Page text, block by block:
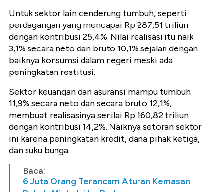
Untuk sektor lain cenderung tumbuh, seperti
perdagangan yang mencapai Rp 287,51 triliun
dengan kontribusi 25,4%. Nilai realisasi itu naik
3,1% secara neto dan bruto 10,1% sejalan dengan
baiknya konsumsi dalam negeri meski ada
peningkatan restitusi.
Sektor keuangan dan asuransi mampu tumbuh
11,9% secara neto dan secara bruto 12,1%,
membuat realisasinya senilai Rp 160,82 triliun
dengan kontribusi 14,2%. Naiknya setoran sektor
ini karena peningkatan kredit, dana pihak ketiga,
dan suku bunga.
Baca:
6 Juta Orang Terancam Aturan Kemasan